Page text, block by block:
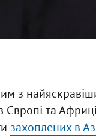
з
та
захоплених в